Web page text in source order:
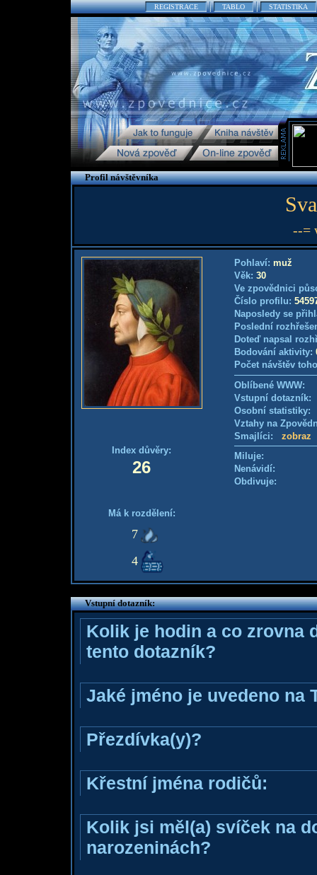
REGISTRACE TABLO STATISTIKA
Profil návštěvníka
--=
Index důvěry:
26
Má k rozdělení:
7
4
Pohlaví: muž
Věk: 30
Ve zpovědnici
Číslo profilu:
Naposledy se
Poslední
Doteď napsal
Bodování aktivity:
Počet návštěv
Oblíbené WWW:
Vstupní
Osobní
Vztahy na
Smajlíci: zobraz
Miluje:
Nenávidí:
Obdivuje:
Vstupní dotazník:
Kolik je hodin a co zrovna
tento dotazník?
Jaké jméno je uvedeno na
Přezdívka(y)?
Křestní jména rodičů:
Kolik jsi měl(a) svíček na
narozeninách?